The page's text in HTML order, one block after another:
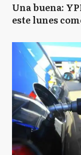
Una buena:
este lunes